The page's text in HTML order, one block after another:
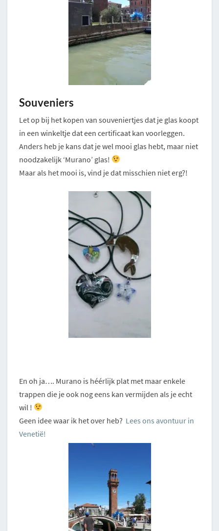
Souveniers
Let op bij het kopen van souveniertjes dat je glas koopt
in een winkeltje dat een certificaat kan voorleggen.
Anders heb je kans dat je wel mooi glas hebt, maar niet
noodzakelijk ‘Murano’ glas!
Maar als het mooi is, vind je dat misschien niet erg?!
En oh ja…. Murano is héérlijk plat met maar enkele
trappen die je ook nog eens kan vermijden als je echt
wil !
Geen idee waar ik het over heb? Lees ons avontuur in
Venetië!